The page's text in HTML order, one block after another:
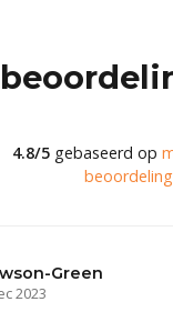
4.8/5gebaseerd op
Green
2023